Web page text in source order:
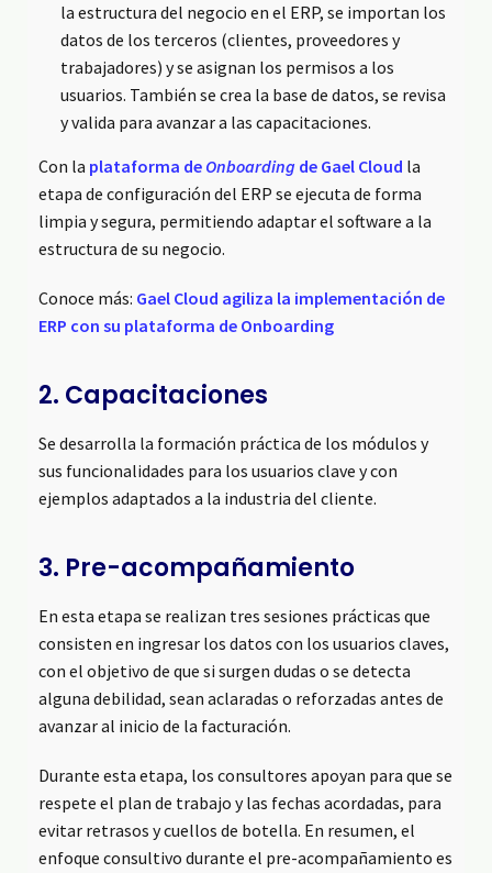
la estructura del negocio en el ERP, se importan los
datos de los terceros (clientes, proveedores y
trabajadores) y se asignan los permisos a los
usuarios. También se crea la base de datos, se revisa
y valida para avanzar a las capacitaciones.
Con la plataforma de Onboarding de Gael Cloud la
etapa de configuración del ERP se ejecuta de forma
limpia y segura, permitiendo adaptar el software a la
estructura de su negocio.
Conoce más: Gael Cloud agiliza la implementación de
ERP con su plataforma de Onboarding
2. Capacitaciones
Se desarrolla la formación práctica de los módulos y
sus funcionalidades para los usuarios clave y con
ejemplos adaptados a la industria del cliente.
3. Pre-acompañamiento
En esta etapa se realizan tres sesiones prácticas que
consisten en ingresar los datos con los usuarios claves,
con el objetivo de que si surgen dudas o se detecta
alguna debilidad, sean aclaradas o reforzadas antes de
avanzar al inicio de la facturación.
Durante esta etapa, los consultores apoyan para que se
respete el plan de trabajo y las fechas acordadas, para
evitar retrasos y cuellos de botella. En resumen, el
enfoque consultivo durante el pre-acompañamiento es